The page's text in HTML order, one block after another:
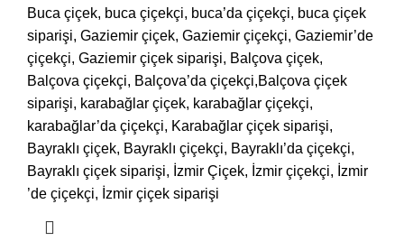
Buca çiçek, buca çiçekçi, buca’da çiçekçi, buca çiçek
siparişi, Gaziemir çiçek, Gaziemir çiçekçi, Gaziemir’de
çiçekçi, Gaziemir çiçek siparişi, Balçova çiçek,
Balçova çiçekçi, Balçova’da çiçekçi,Balçova çiçek
siparişi, karabağlar çiçek, karabağlar çiçekçi,
karabağlar’da çiçekçi, Karabağlar çiçek siparişi,
Bayraklı çiçek, Bayraklı çiçekçi, Bayraklı’da çiçekçi,
Bayraklı çiçek siparişi, İzmir Çiçek, İzmir çiçekçi, İzmir
’de çiçekçi, İzmir çiçek siparişi